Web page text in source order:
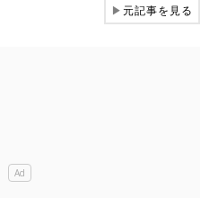
▶元記事を見る